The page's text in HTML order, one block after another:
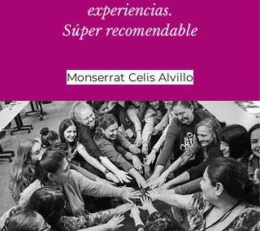
experiencias.
Súper recomendable
Monserrat Celis Alvillo